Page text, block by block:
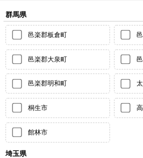
群馬県
邑楽郡板倉町
邑楽郡大泉町
邑楽郡明和町
桐生市
館林市
埼玉県